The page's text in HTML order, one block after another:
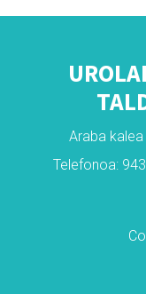
Araba
Telefonoa: